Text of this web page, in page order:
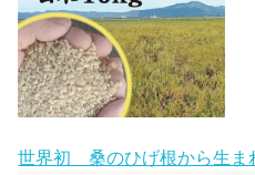
世界初 桑のひげ根から生ま